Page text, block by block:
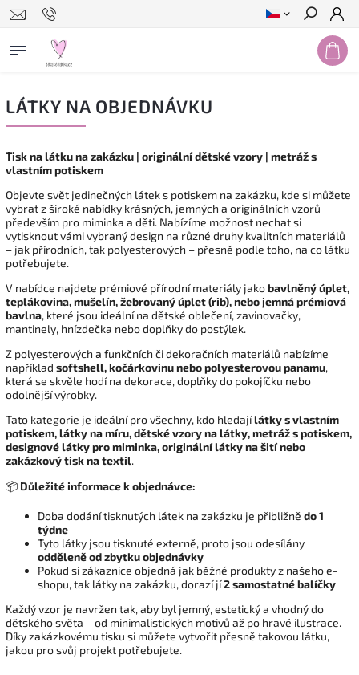
Hledat
LÁTKY NA OBJEDNÁVKU
Tisk na látku na zakázku | originální dětské vzory | metráž s
vlastním potiskem
Objevte svět jedinečných látek s potiskem na zakázku, kde si můžete
vybrat z široké nabídky krásných, jemných a originálních vzorů
především pro miminka a děti. Nabízíme možnost nechat si
vytisknout vámi vybraný design na různé druhy kvalitních materiálů
– jak přírodních, tak polyesterových – přesně podle toho, na co látku
potřebujete.
V nabídce najdete prémiové přírodní materiály jakobavlněný úplet,
teplákovina, mušelín, žebrovaný úplet (rib), nebo jemná prémiová
bavlna, které jsou ideální na dětské oblečení, zavinovačky,
mantinely, hnízdečka nebo doplňky do postýlek.
Z polyesterových a funkčních či dekoračních materiálů nabízíme
například softshell, kočárkovinu nebo polyesterovou panamu,
která se skvěle hodí na dekorace, doplňky do pokojíčku nebo
odolnější výrobky.
Tato kategorie je ideální pro všechny, kdo hledajílátky s vlastním
potiskem, látky na míru, dětské vzory na látky, metráž s potiskem,
designové látky pro miminka, originální látky na šití nebo
zakázkový tisk na textil.
📦 Důležité informace k objednávce:
Doba dodání tisknutých látek na zakázku je přibližně do 1
týdne
Tyto látky jsou tisknuté externě, proto jsou odesílány
odděleně od zbytku objednávky
Pokud si zákaznice objedná jak běžné produkty z našeho e-
shopu, tak látky na zakázku, dorazí jí2 samostatné balíčky
Každý vzor je navržen tak, aby byl jemný, estetický a vhodný do
dětského světa – od minimalistických motivů až po hravé ilustrace.
Díky zakázkovému tisku si můžete vytvořit přesně takovou látku,
jakou pro svůj projekt potřebujete.